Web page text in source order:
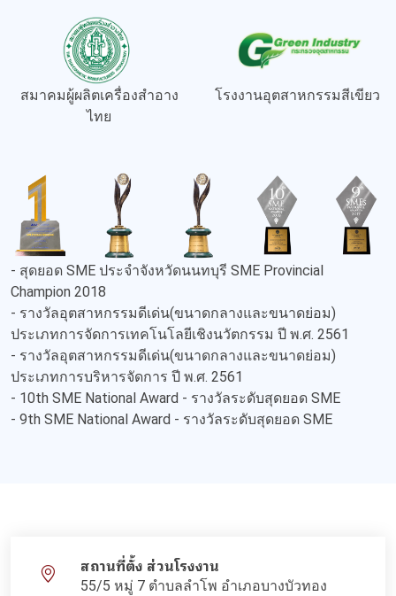
สมาคมผู้ผลิตเครื่องสำอาง
ไทย
โรงงานอุตสาหกรรมสีเขียว
- สุดยอด SME ประจำจังหวัดนนทบุรี SME Provincial
Champion 2018
- รางวัลอุตสาหกรรมดีเด่น(ขนาดกลางและขนาดย่อม)
ประเภทการจัดการเทคโนโลยีเชิงนวัตกรรม ปี พ.ศ. 2561
- รางวัลอุตสาหกรรมดีเด่น(ขนาดกลางและขนาดย่อม)
ประเภทการบริหารจัดการ ปี พ.ศ. 2561
- 10th SME National Award - รางวัลระดับสุดยอด SME
- 9th SME National Award - รางวัลระดับสุดยอด SME
สถานที่ตั้ง ส่วนโรงงาน
55/5 หมู่ 7 ตำบลลำโพ อำเภอบางบัวทอง